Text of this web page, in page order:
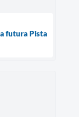
futura Pista